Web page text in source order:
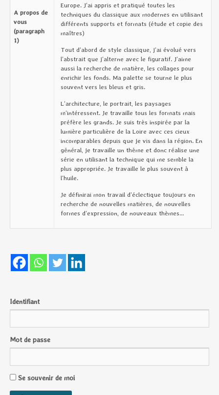
A propos de
vous
(paragraph
1)
Europe. J’ai appris et pratiqué toutes les
techniques du classique aux modernes en utilisant
différents supports et formats (étude et copie des
maîtres)
Tout d’abord de style classique, j’ai évolué vers
l’abstrait que j’alterne avec le figuratif. J’aime
aussi la recherche de matière, les collages pour
enrichir les fonds. Ma palette se tourne le plus
souvent vers les bleus et gris.
L’architecture, le portrait, les paysages
m’intéressent. Je travaille tous les formats mais
préfère les grands. Je suis très inspirée par la
lumière particulière de la Loire avec ces cieux
incomparables depuis que je vis dans la région. En
général, je travaille un thème et donc réalise une
série en utilisant la technique qui me semble la
plus appropriée. Je travaille le plus souvent à
l’huile.
Je définirai mon travail d’éclectique toujours en
recherche de nouvelles matières, de nouvelles
formes d’expression, de nouveaux thèmes…
Identifiant
Mot de passe
Se souvenir de moi